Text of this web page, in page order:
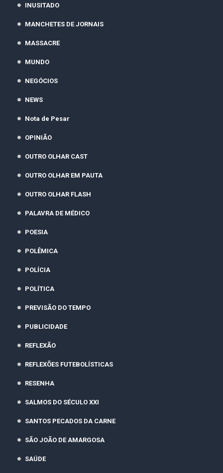
INUSITADO
MANCHETES DE JORNAIS
MASSACRE
MUNDO
NEGÓCIOS
NEWS
Nota de Pesar
OPINIÃO
OUTRO OLHAR CAST
OUTRO OLHAR EM PAUTA
OUTRO OLHAR FLASH
PALAVRA DE MÉDICO
POESIA
POLÊMICA
POLÍCIA
POLÍTICA
PREVISÃO DO TEMPO
PUBLICIDADE
REFLEXÃO
REFLEXÕES FUTEBOLÍSTICAS
RESENHA
SALMOS DO SÉCULO XXI
SANTOS PECADOS DA CARNE
SÃO JOÃO DE AMARGOSA
SAÚDE